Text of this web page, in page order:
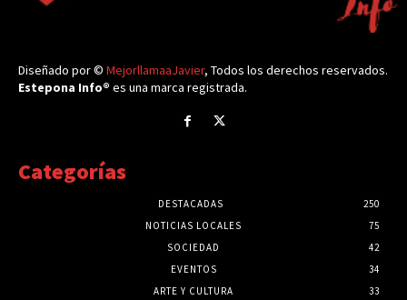
Diseñado por © MejorllamaaJavier, Todos los derechos reservados.
Estepona Info® es una marca registrada.
Categorías
DESTACADAS
250
NOTICIAS LOCALES
75
SOCIEDAD
42
EVENTOS
34
ARTE Y CULTURA
33